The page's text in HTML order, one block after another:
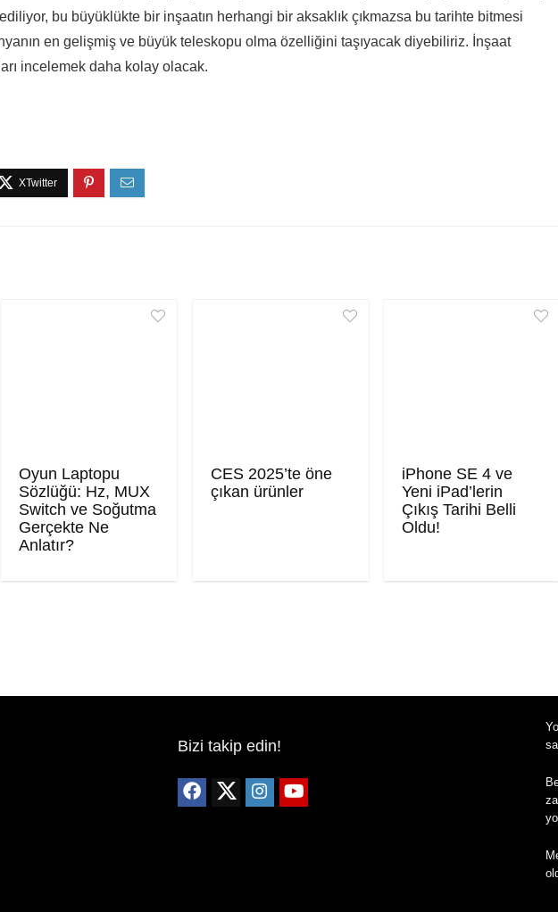
bu büyüklükte bir inşaatın herhangi bir aksaklık çıkmazsa bu tarihte bitmesi
en gelişmiş ve büyük teleskopu olma özelliğini taşıyacak diyebiliriz. İnşaat
incelemek daha kolay olacak.
Oyun Laptopu
Sözlüğü: Hz, MUX
Switch ve Soğutma
Gerçekte Ne
Anlatır?
CES 2025’te öne
çıkan ürünler
iPhone SE 4 ve
Yeni iPad’lerin
Çıkış Tarihi Belli
Oldu!
Bizi takip edin!